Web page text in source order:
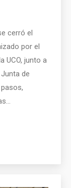
cerró el
por el
UCO, junto a
de